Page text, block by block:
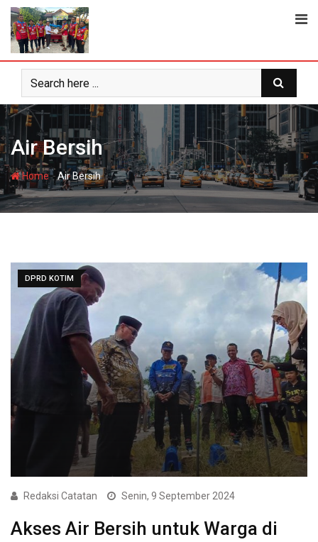
Skip
content
Air Bersih
Home-Air Bersih
DPRD KOTIM
Redaksi Catatan Senin, 9 September 2024
Akses Air Bersih untuk Warga di